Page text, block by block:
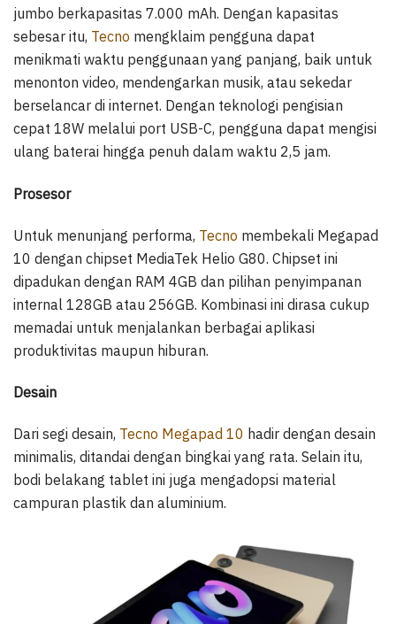
jumbo berkapasitas 7.000 mAh. Dengan kapasitas
sebesar itu, Tecno mengklaim pengguna dapat
menikmati waktu penggunaan yang panjang, baik untuk
menonton video, mendengarkan musik, atau sekedar
berselancar di internet. Dengan teknologi pengisian
cepat 18W melalui port USB-C, pengguna dapat mengisi
ulang baterai hingga penuh dalam waktu 2,5 jam.
Prosesor
Untuk menunjang performa, Tecno membekali Megapad
10 dengan chipset MediaTek Helio G80. Chipset ini
dipadukan dengan RAM 4GB dan pilihan penyimpanan
internal 128GB atau 256GB. Kombinasi ini dirasa cukup
memadai untuk menjalankan berbagai aplikasi
produktivitas maupun hiburan.
Desain
Dari segi desain, Tecno Megapad 10 hadir dengan desain
minimalis, ditandai dengan bingkai yang rata. Selain itu,
bodi belakang tablet ini juga mengadopsi material
campuran plastik dan aluminium.